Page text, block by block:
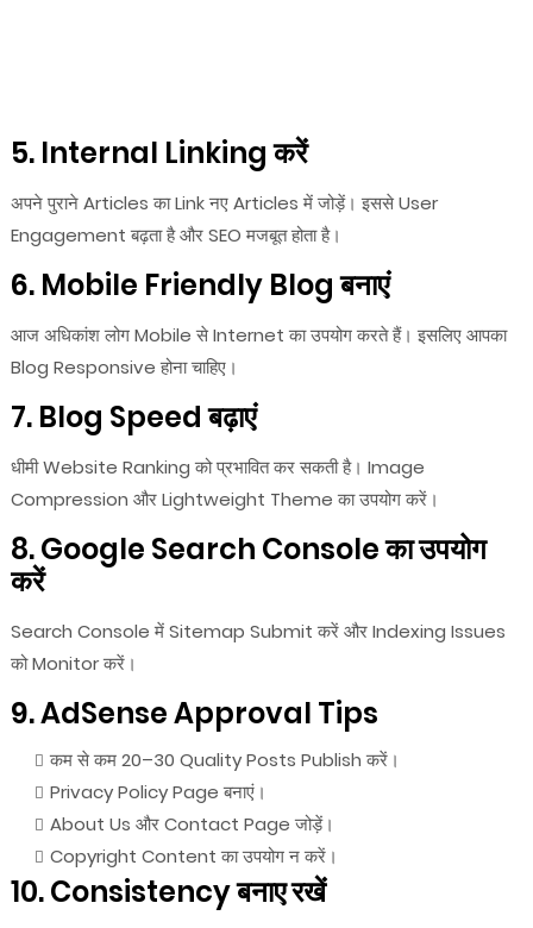
5. Internal Linking करें
अपने पुराने Articles का Link नए Articles में जोड़ें। इससे User
Engagement बढ़ता है और SEO मजबूत होता है।
6. Mobile Friendly Blog बनाएं
आज अधिकांश लोग Mobile से Internet का उपयोग करते हैं। इसलिए आपका
Blog Responsive होना चाहिए।
7. Blog Speed बढ़ाएं
धीमी Website Ranking को प्रभावित कर सकती है। Image
Compression और Lightweight Theme का उपयोग करें।
8. Google Search Console का उपयोग
करें
Search Console में Sitemap Submit करें और Indexing Issues
को Monitor करें।
9. AdSense Approval Tips
कम से कम 20–30 Quality Posts Publish करें।
Privacy Policy Page बनाएं।
About Us और Contact Page जोड़ें।
Copyright Content का उपयोग न करें।
10. Consistency बनाए रखें